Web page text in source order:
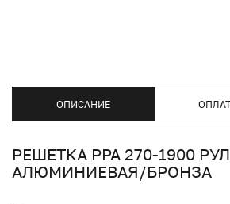
ОПИСАНИЕ
РЕШЕТКА PPA 270-1900
АЛЮМИНИЕВАЯ/БРОНЗА